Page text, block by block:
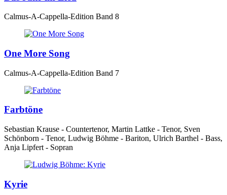
Calmus-A-Cappella-Edition Band 8
One More Song
Calmus-A-Cappella-Edition Band 7
Farbtöne
Sebastian Krause - Countertenor, Martin Lattke - Tenor, Sven
Schönborn - Tenor, Ludwig Böhme - Bariton, Ulrich Barthel - Bass,
Anja Lipfert - Sopran
Kyrie